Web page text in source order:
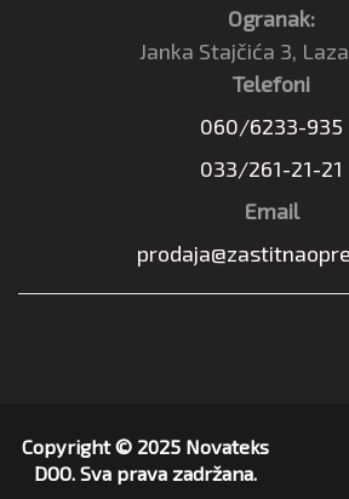
Ogranak:
Janka Stajčića 3,
Telefoni
060/6233-935
033/261-21-21
Email
Copyright © 2025 Novateks
DOO. Sva prava zadržana.